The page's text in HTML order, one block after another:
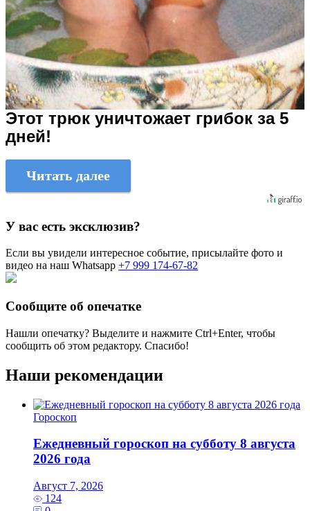
Этот трюк уничтожает грибок за 5
дней!
Читать далее
У вас есть эксклюзив?
Если вы увидели интересное событие, присылайте фото и
видео на наш Whatsapp +7 999 174-67-82
Сообщите об опечатке
Нашли опечатку? Выделите и нажмите Ctrl+Enter, чтобы
сообщить об этом редактору. Спасибо!
Наши рекомендации
Гороскоп
Ежедневный гороскоп на субботу 8 августа
2026 года
Август 7, 2026
124